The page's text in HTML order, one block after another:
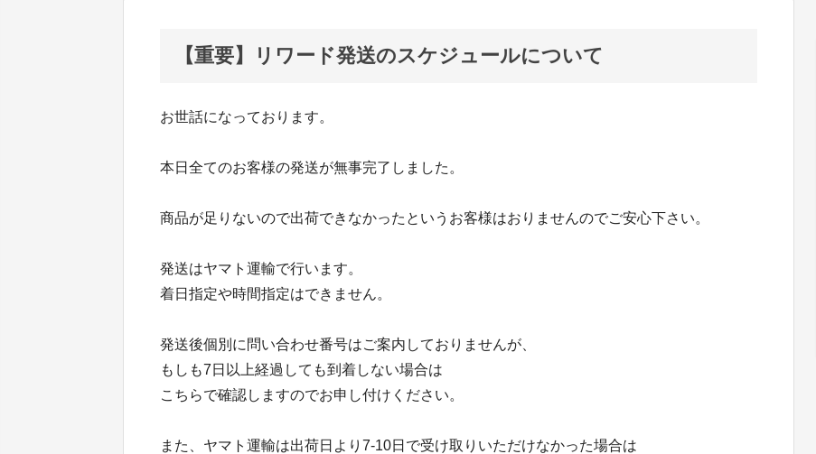
【重要】リワード発送のスケジュールについて
お世話になっております。
本日全てのお客様の発送が無事完了しました。
商品が足りないので出荷できなかったというお客様はおりませんのでご安心下さい。
発送はヤマト運輸で行います。
着日指定や時間指定はできません。
発送後個別に問い合わせ番号はご案内しておりませんが、
もしも7日以上経過しても到着しない場合は
こちらで確認しますのでお申し付けください。
また、ヤマト運輸は出荷日より7-10日で受け取りいただけなかった場合は